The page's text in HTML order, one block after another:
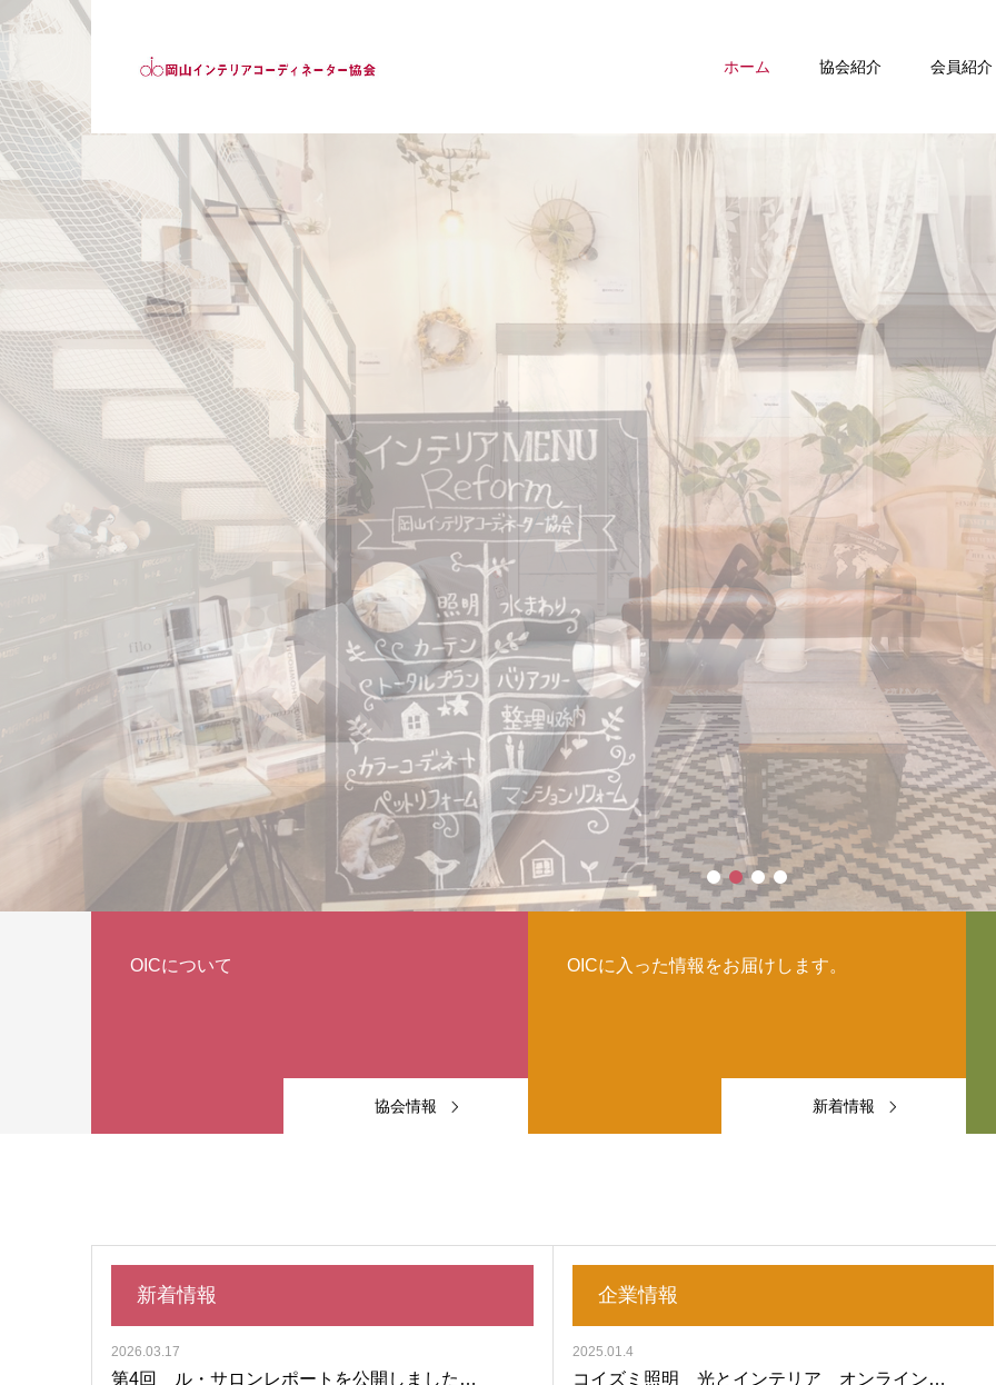
ホーム 協会紹介 会員紹介
OICについて
協会情報
OICに入った情報をお届けします。
新着情報
新着情報
2026.03.17
第4回 ル・サロンレポートを公開しました…
企業情報
2025.01.4
コイズミ照明 光とインテリア オンライン…